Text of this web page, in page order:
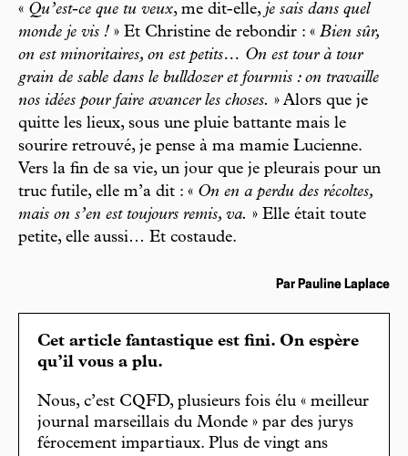
« Qu’est-ce que tu veux, me dit-elle, je sais dans quel
monde je vis ! » Et Christine de rebondir : « Bien sûr,
on est minoritaires, on est petits… On est tour à tour
grain de sable dans le bulldozer et fourmis : on travaille
nos idées pour faire avancer les choses. » Alors que je
quitte les lieux, sous une pluie battante mais le
sourire retrouvé, je pense à ma mamie Lucienne.
Vers la fin de sa vie, un jour que je pleurais pour un
truc futile, elle m’a dit : « On en a perdu des récoltes,
mais on s’en est toujours remis, va. » Elle était toute
petite, elle aussi… Et costaude.
Par Pauline Laplace
Cet article fantastique est fini. On espère
qu’il vous a plu.
Nous, c’est CQFD, plusieurs fois élu « meilleur
journal marseillais du Monde » par des jurys
férocement impartiaux. Plus de vingt ans